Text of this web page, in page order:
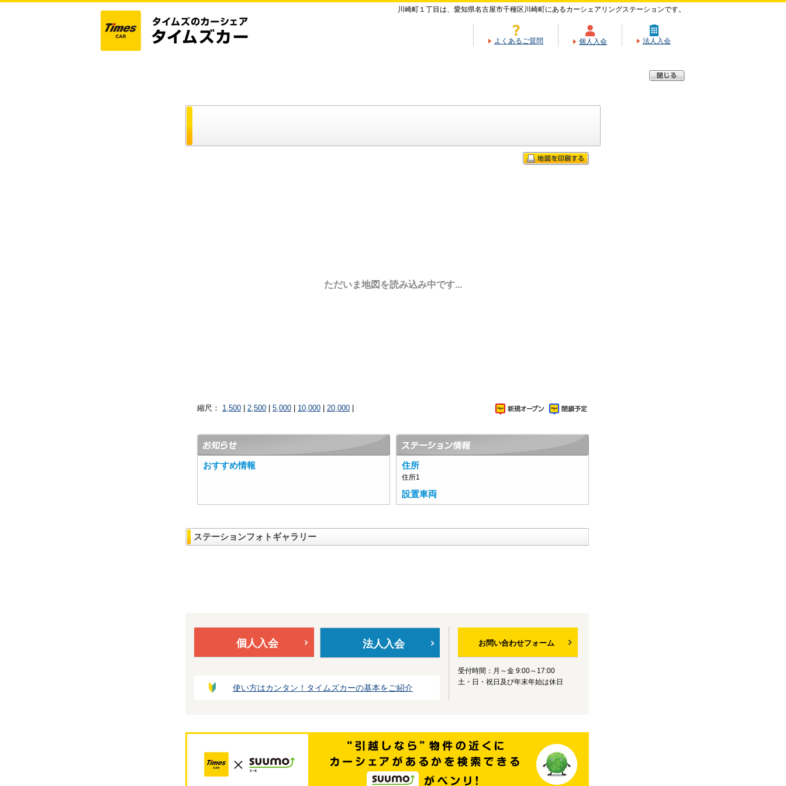
川崎町１丁目は、愛知県名古屋市千種区川崎町にあるカーシェアリングステーションです。
よくあるご質問 個人入会 法人入会
ただいま地図を読み込み中です...
縮尺： 1,500 2,500 5,000 10,000 20,000
おすすめ情報 住所
住所1
設置車両
ステーションフォトギャラリー
個人入会 法人入会
使い方はカンタン！タイムズカーの基本をご紹介
お問い合わせフォーム
受付時間：月～金 9:00～17:00
土・日・祝日及び年末年始は休日